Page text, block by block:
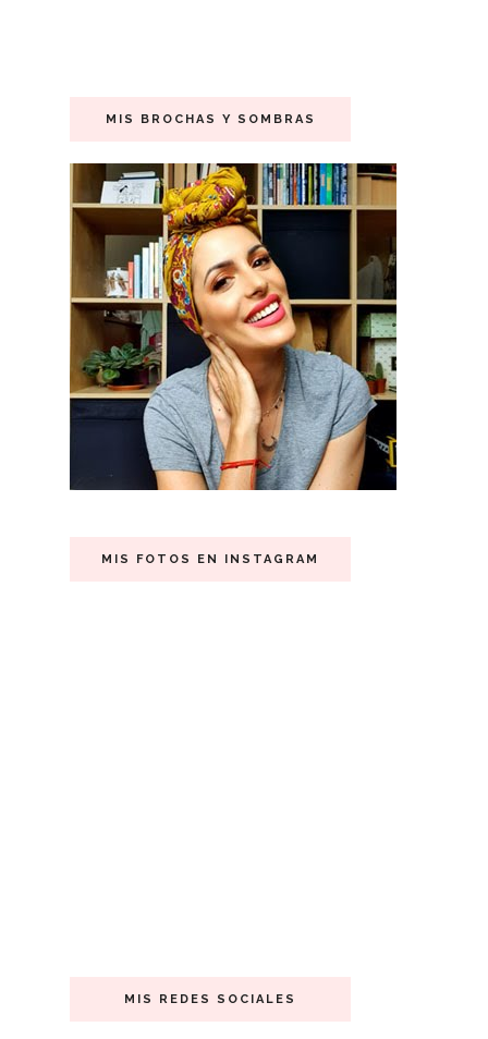
MIS BROCHAS Y SOMBRAS
MIS FOTOS EN INSTAGRAM
MIS REDES SOCIALES